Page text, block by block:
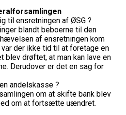
til ensretningen af ØSG ?
blandt beboerne til den
af ensretningen kom
der ikke tid til at foretage en
blev drøftet, at man kan lave en
Derudover er det en sag for
andelskasse ?
om at skifte bank blev
om at fortsætte uændret.